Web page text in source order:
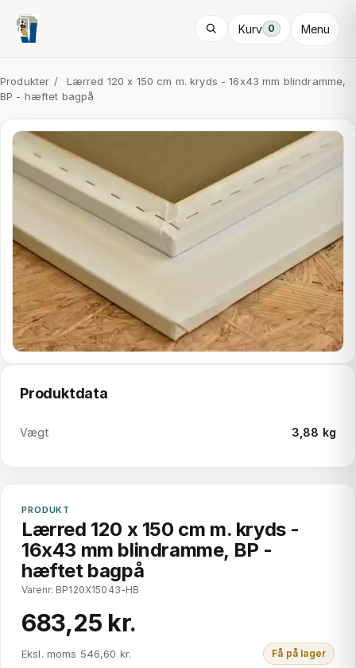
Kurv 0 Menu
Produkter /
Lærred 120 x 150 cm m. kryds - 16x43 mm blindramme,
BP - hæftet bagpå
Produktdata
Vægt 3,88 kg
PRODUKT
Lærred 120 x 150 cm m. kryds -
16x43 mm blindramme, BP -
hæftet bagpå
Varenr: BP120X15043-HB
683,25 kr.
Eksl. moms 546,60 kr. Få på lager